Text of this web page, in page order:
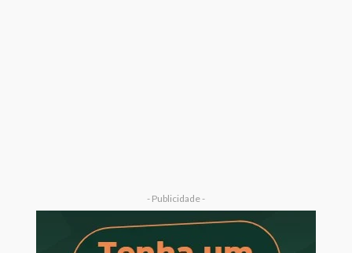
- Publicidade -